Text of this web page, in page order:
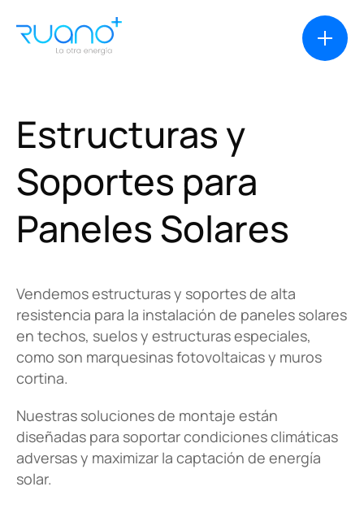
Soluciones
Casos de éxito
Productos
Financiación
Sobre nosotros
Noticias
Principios y Valores
Estructurasy
Soportes para
PanelesSolares
Vendemos estructuras y soportes de alta
resistencia para la instalación de paneles solares
en techos, suelos y estructuras especiales,
como son marquesinas fotovoltaicas y muros
cortina.
Nuestras soluciones de montaje están
diseñadas para soportar condiciones climáticas
adversas y maximizar la captación de energía
solar.